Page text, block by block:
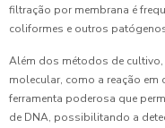
filtração por membrana é
coliformes e outros
Além dos métodos de cultivo,
molecular, como a reação em
ferramenta poderosa que
de DNA, possibilitando a